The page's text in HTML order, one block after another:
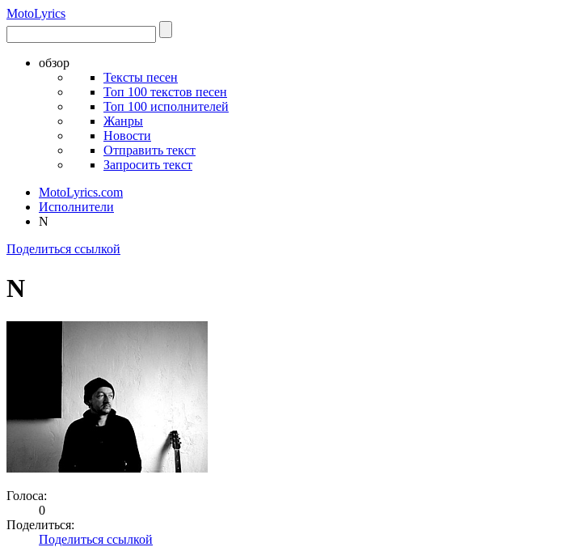
MotoLyrics
обзор
Тексты песен
Топ 100 текстов песен
Топ 100 исполнителей
Жанры
Новости
Отправить текст
Запросить текст
MotoLyrics.com
Исполнители
N
Поделиться ссылкой
N
Голоса:
0
Поделиться:
Поделиться ссылкой